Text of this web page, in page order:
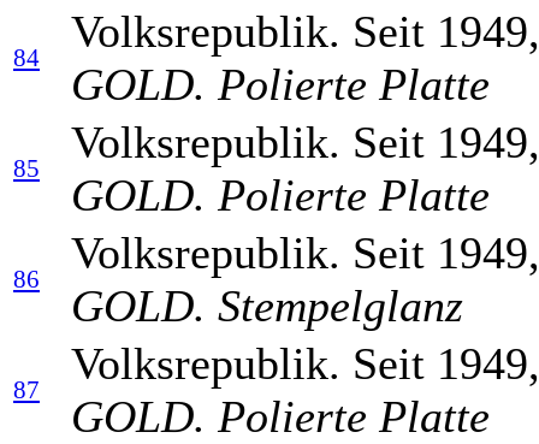
84
Volksrepublik. Seit
GOLD. Polierte Platte
85
Volksrepublik. Seit
GOLD. Polierte Platte
86
Volksrepublik. Seit
GOLD. Stempelglanz
87
Volksrepublik. Seit
GOLD. Polierte Platte